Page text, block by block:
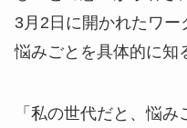
3月2日に開かれたワ
悩みごとを具体的に知
「私の世代だと、悩